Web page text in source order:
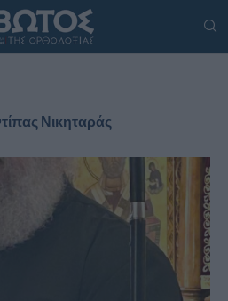
Νικηταράς